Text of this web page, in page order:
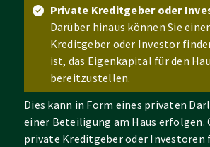
Private Kreditgeber oder
Darüber hinaus können Sie
Kreditgeber oder Investor
ist, das Eigenkapital für den
bereitzustellen.
Dies kann in Form eines privaten
einer Beteiligung am Haus erfolgen.
private Kreditgeber oder Investoren